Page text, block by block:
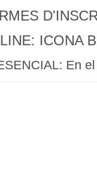
ICONA
En